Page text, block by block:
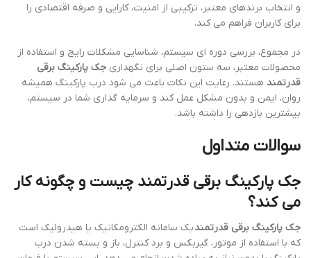
و انتخاب برندهای معتبر، ترکیبی از امنیت، کارایی و صرفه اقتصادی را
برای کاربران فراهم می کند.
در مجموع، بررسی دوره ای سیستم، شناسایی مشکلات رایج و استفاده از
محصولات معتبر، سه ستون اصلی برای نگهداری جک پارکینگ برقی
قدرتمند هستند. رعایت این نکات باعث می شود درب پارکینگ همیشه
روان، ایمن و بدون مشکل عمل کند و سرمایه گذاری شما در سیستم،
بیشترین بازدهی را داشته باشد.
سوالات متداول
جک پارکینگ برقی قدرتمند چیست و چگونه کار
می کند؟
جک پارکینگ برقی قدرتمندیک سامانه الکترومکانیک یا هیدرولیک است
که با استفاده از موتور، گیربکس و برد کنترل، باز و بسته شدن درب